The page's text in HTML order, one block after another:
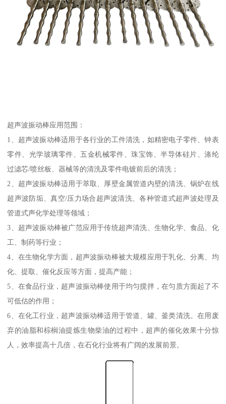
超声波振动棒应用范围：
1、超声波振动棒适用于各行业的工件清洗，如精密电子零件、钟表
零件、光学玻璃零件、五金机械零件、珠宝饰、半导体硅片、涤纶
过滤芯/喷丝板、器械等的清洗及零件电镀前后的清洗；
2、超声波振动棒适用于萃取、厚壁金属管道内壁的清洗、锅炉在线
超声波防垢、真空/压力场合超声波清洗、各种管道式超声波处理及
管道式声化学处理等领域；
3、超声波振动棒被广范应用于传统超声清洗、生物化学、食品、化
工、制药等行业；
4、在生物化学方面，超声波振动棒被大规模应用于乳化、分离、均
化、提取、催化反应等方面，提高产能；
5、在食品行业，超声波振动棒使用于均匀搅拌，在匀质方面起了不
可低估的作用；
6、在化工行业，超声波振动棒适用于管道、罐、釜类清洗。在用废
弃的油脂和棕榈油提炼生物柴油的过程中，超声的催化效果十分惊
人，效率提高十几倍，在石化行业将有广阔的发展前景。